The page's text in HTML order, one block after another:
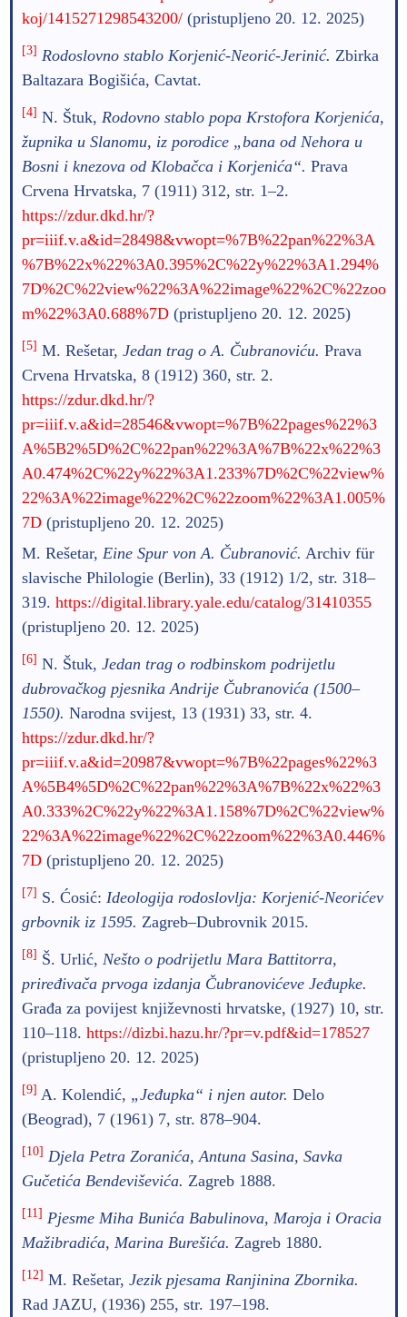
koj/1415271298543200/(pristupljeno 20. 12. 2025)
[3] Rodoslovno stablo Korjenić-Neorić-Jerinić. Zbirka
Baltazara Bogišića, Cavtat.
[4] N. Štuk, Rodovno stablo popa Krstofora Korjenića,
župnika u Slanomu, iz porodice „bana od Nehora u
Bosni i knezova od Klobačca i Korjenića“. Prava
Crvena Hrvatska, 7 (1911) 312, str. 1–2.
https://zdur.dkd.hr/?
pr=iiif.v.a&id=28498&vwopt=%7B%22pan%22%3A
%7B%22x%22%3A0.395%2C%22y%22%3A1.294%
7D%2C%22view%22%3A%22image%22%2C%22zoo
m%22%3A0.688%7D(pristupljeno 20. 12. 2025)
[5] M. Rešetar, Jedan trag o A. Čubranoviću. Prava
Crvena Hrvatska, 8 (1912) 360, str. 2.
https://zdur.dkd.hr/?
pr=iiif.v.a&id=28546&vwopt=%7B%22pages%22%3
A%5B2%5D%2C%22pan%22%3A%7B%22x%22%3
A0.474%2C%22y%22%3A1.233%7D%2C%22view%
22%3A%22image%22%2C%22zoom%22%3A1.005%
7D(pristupljeno 20. 12. 2025)
M. Rešetar, Eine Spur von A. Čubranović. Archiv für
slavische Philologie (Berlin), 33 (1912) 1/2, str. 318–
319. https://digital.library.yale.edu/catalog/31410355
(pristupljeno 20. 12. 2025)
[6] N. Štuk, Jedan trag o rodbinskom podrijetlu
dubrovačkog pjesnika Andrije Čubranovića (1500–
1550). Narodna svijest, 13 (1931) 33, str. 4.
https://zdur.dkd.hr/?
pr=iiif.v.a&id=20987&vwopt=%7B%22pages%22%3
A%5B4%5D%2C%22pan%22%3A%7B%22x%22%3
A0.333%2C%22y%22%3A1.158%7D%2C%22view%
22%3A%22image%22%2C%22zoom%22%3A0.446%
7D(pristupljeno 20. 12. 2025)
[7] S. Ćosić: Ideologija rodoslovlja: Korjenić-Neorićev
grbovnik iz 1595. Zagreb–Dubrovnik 2015.
[8] Š. Urlić, Nešto o podrijetlu Mara Battitorra,
priređivača prvoga izdanja Čubranovićeve Jeđupke.
Građa za povijest književnosti hrvatske, (1927) 10, str.
110–118. https://dizbi.hazu.hr/?pr=v.pdf&id=178527
(pristupljeno 20. 12. 2025)
[9] A. Kolendić, „Jeđupka“ i njen autor. Delo
(Beograd), 7 (1961) 7, str. 878–904.
[10] Djela Petra Zoranića, Antuna Sasina, Savka
Gučetića Bendeviševića. Zagreb 1888.
[11] Pjesme Miha Bunića Babulinova, Maroja i Oracia
Mažibradića, Marina Burešića. Zagreb 1880.
[12] M. Rešetar, Jezik pjesama Ranjinina Zbornika.
Rad JAZU, (1936) 255, str. 197–198.